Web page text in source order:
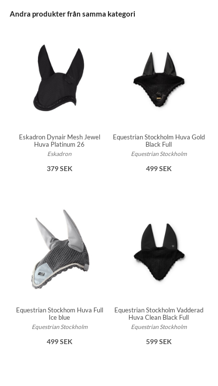
Andra produkter från samma kategori
Eskadron Dynair Mesh Jewel
Huva Platinum 26
Eskadron
379 SEK
Equestrian Stockholm Huva Gold
Black Full
Equestrian Stockholm
499 SEK
Equestrian Stockhom Huva Full
Ice blue
Equestrian Stockholm
499 SEK
Equestrian Stockholm Vadderad
Huva Clean Black Full
Equestrian Stockholm
599 SEK